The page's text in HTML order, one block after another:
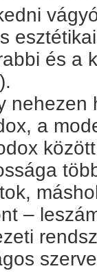
és a
nehezen
a
–